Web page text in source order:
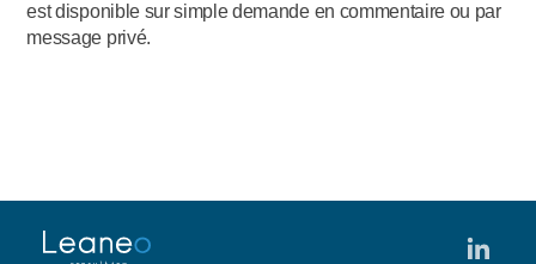
est disponible sur simple demande en commentaire ou par
message privé.